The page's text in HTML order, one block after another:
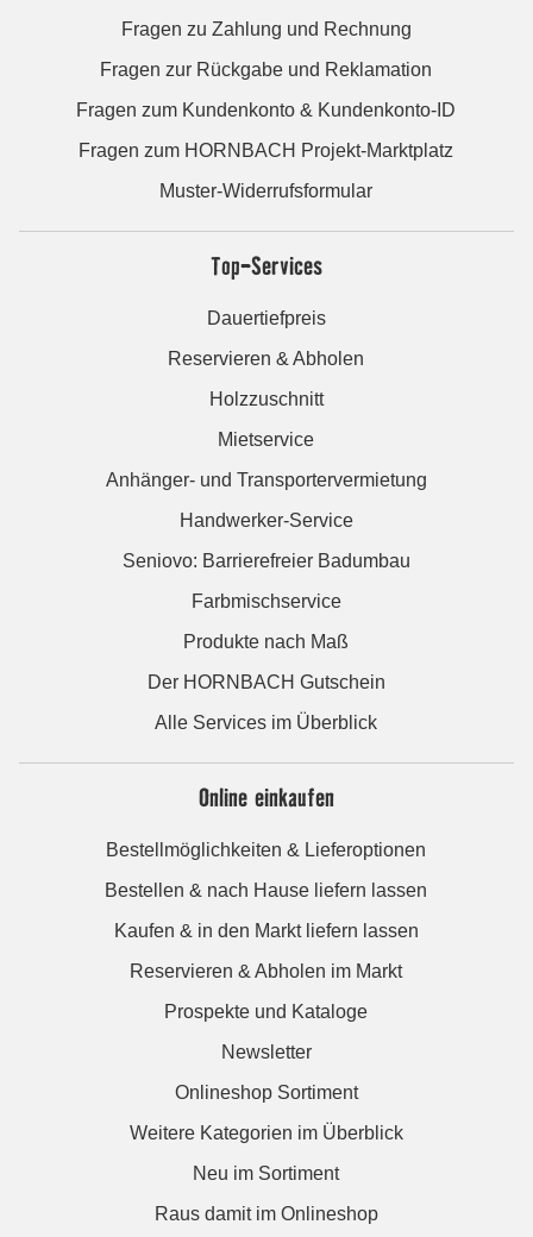
Fragen zu Zahlung und Rechnung
Fragen zur Rückgabe und Reklamation
Fragen zum Kundenkonto & Kundenkonto-ID
Fragen zum HORNBACH Projekt-Marktplatz
Muster-Widerrufsformular
Top-Services
Dauertiefpreis
Reservieren & Abholen
Holzzuschnitt
Mietservice
Anhänger- und Transportervermietung
Handwerker-Service
Seniovo: Barrierefreier Badumbau
Farbmischservice
Produkte nach Maß
Der HORNBACH Gutschein
Alle Services im Überblick
Online einkaufen
Bestellmöglichkeiten & Lieferoptionen
Bestellen & nach Hause liefern lassen
Kaufen & in den Markt liefern lassen
Reservieren & Abholen im Markt
Prospekte und Kataloge
Newsletter
Onlineshop Sortiment
Weitere Kategorien im Überblick
Neu im Sortiment
Raus damit im Onlineshop